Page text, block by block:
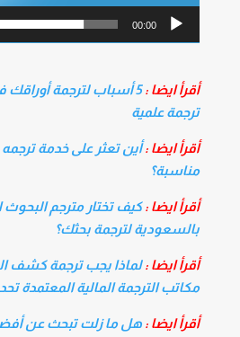
00:00
أقرأ ايضا : 5 أسباب لترجمة
ترجمة علمية
أقرأ ايضا :أين تعثر على خدمة ترجمه
مناسبة؟
أقرأ ايضا :كيف تختار مترجم البحوث
بالسعودية لترجمة بحثك؟
أقرأ ايضا :لماذا يجب ترجمة كشف
مكاتب الترجمة المالية المعتمدة
أقرأ ايضا : هل ما زلت تبحث عن